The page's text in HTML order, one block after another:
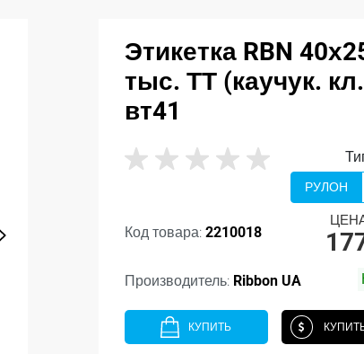
Этикетка RBN
тыс. ТТ (каучук.
вт41
РУЛОН
Код товара: 2210018
Производитель: Ribbon UA
КУПИТЬ